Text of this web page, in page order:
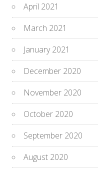
April 2021
March 2021
January 2021
December 2020
November 2020
October 2020
September 2020
August 2020